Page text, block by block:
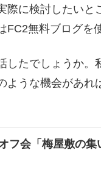
際に検討したい
FC2無料ブログを
したでしょうか
ような機会があ
フ会「梅屋敷の集